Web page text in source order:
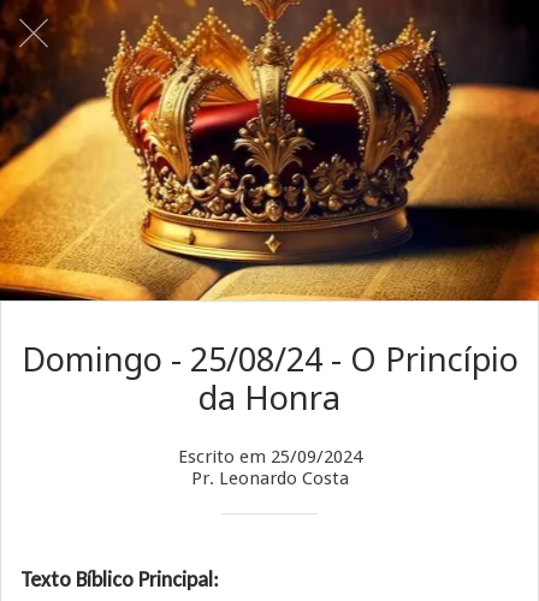
Domingo - 25/08/24 - O Princípio
da Honra
Escrito em 25/09/2024
Pr. Leonardo Costa
Texto Bíblico Principal: